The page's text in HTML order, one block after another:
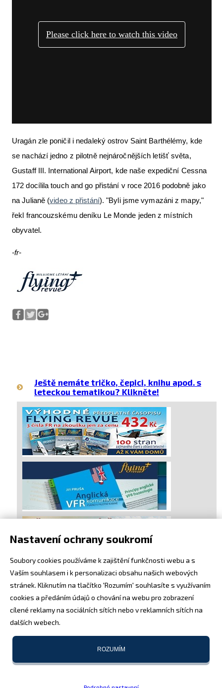
Uragán zle poničil i nedaleký ostrov Saint Barthélémy, kde
se nachází jedno z pilotně nejnáročnějších letišť světa,
Gustaff III. International Airport, kde naše expediční Cessna
172 docílila touch and go přistání v roce 2016 podobně jako
na Julianě (video z přistání). "Byli jsme vymazáni z mapy,"
řekl francouzskému deníku Le Monde jeden z místních
obyvatel.
-fr-
Ještě nemáte tričko, čepici, knihu apod. s
leteckou tematikou? Klikněte!
Nastavení ochrany soukromí
Soubory cookies používáme k zajištění funkčnosti webu a s
Vaším souhlasem i k personalizaci obsahu našich webových
stránek. Kliknutím na tlačítko 'Rozumím' souhlasíte s využívaním
cookies a předáním údajů o chování na webu pro zobrazení
cílené reklamy na sociálních sítích nebo v reklamních sítích na
dalších webech.
ROZUMÍM